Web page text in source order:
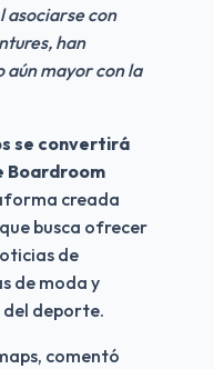
asociarse con
han
aún mayor con la
se convertirá
Boardroom
creada
busca ofrecer
de
de moda y
del deporte.
comentó